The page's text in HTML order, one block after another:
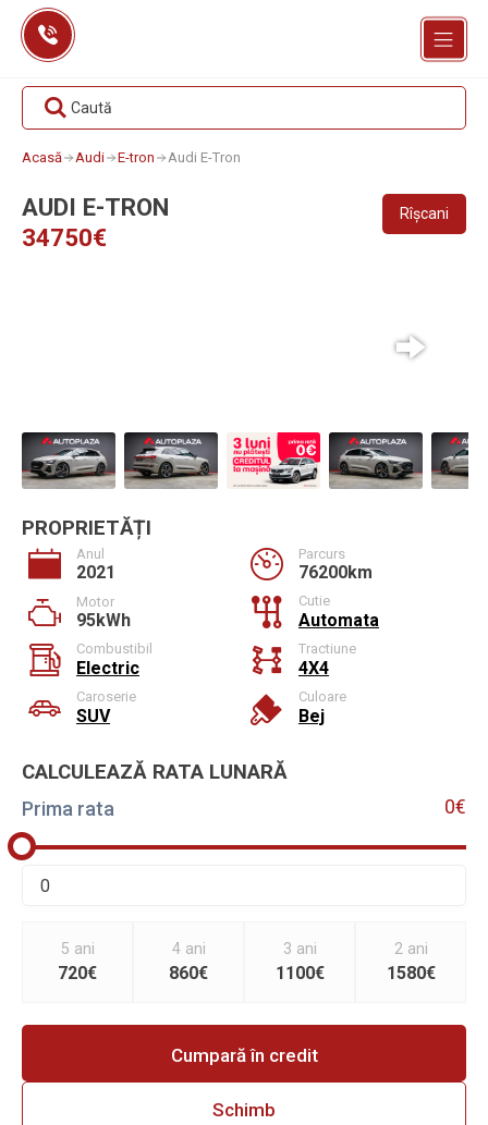
Skip
content
Caută
Acasă Audi E-tron Audi E-Tron
AUDI E-TRON
34750€
Rîșcani
PROPRIETĂȚI
Anul
2021
Parcurs
76200km
Motor
95kWh
Cutie
Automata
Combustibil
Electric
Tractiune
4X4
Caroserie
SUV
Culoare
Bej
CALCULEAZĂ RATA LUNARĂ
Prima rata 0€
5 ani
720€
4 ani
860€
3 ani
1100€
2 ani
1580€
Cumpară în credit
Schimb